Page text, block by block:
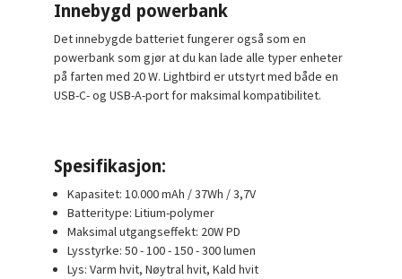
Innebygd powerbank
Det innebygde batteriet fungerer også som en
powerbank som gjør at du kan lade alle typer enheter
på farten med 20 W. Lightbird er utstyrt med både en
USB-C- og USB-A-port for maksimal kompatibilitet.
Spesifikasjon:
Kapasitet: 10.000 mAh / 37Wh / 3,7V
Batteritype: Litium-polymer
Maksimal utgangseffekt: 20W PD
Lysstyrke: 50 - 100 - 150 - 300 lumen
Lys: Varm hvit, Nøytral hvit, Kald hvit